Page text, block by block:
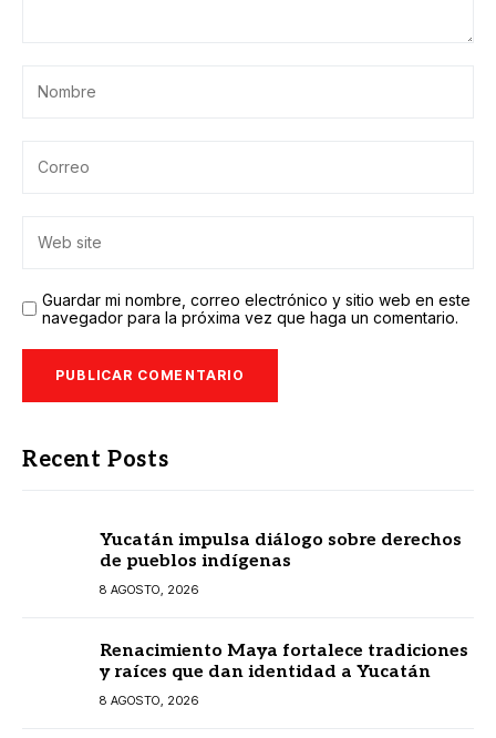
Guardar mi nombre, correo electrónico y sitio web en este
navegador para la próxima vez que haga un comentario.
Recent Posts
Yucatán impulsa diálogo sobre derechos
de pueblos indígenas
8 AGOSTO, 2026
Renacimiento Maya fortalece tradiciones
y raíces que dan identidad a Yucatán
8 AGOSTO, 2026